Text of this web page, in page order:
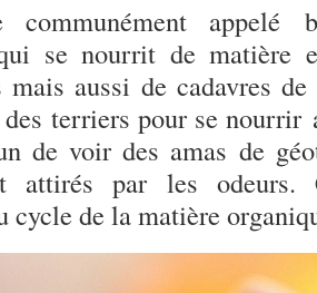
communément
se nourrit de matière
mais aussi de cadavres
terriers pour se nourrir
de voir des amas de
attirés par les
cycle de la matière